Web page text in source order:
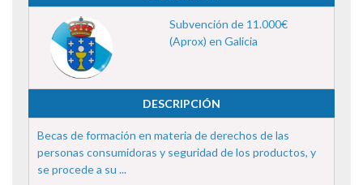
Subvención de 11.000€
(Aprox) en Galicia
DESCRIPCIÓN
Becas de formación en materia de derechos de las
personas consumidoras y seguridad de los productos, y
se procede a su ...